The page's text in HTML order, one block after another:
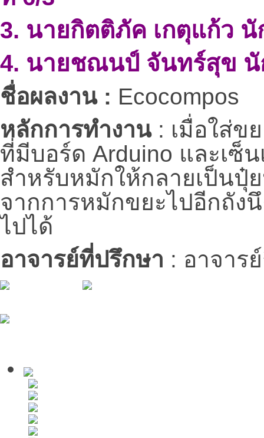
3. นายกิตติภัค
เกตุแก้ว
4. นายชณนป์ จันทร์สุข
ชื่อผลงาน
Ecocompos
หลักการทำงาน
เมื่อใส่
ที่มีบอร์ดArduinoและเซ็
สำหรับหมักให้กลายเป็นปุ๋
จากการหมักขยะไปอีกถัง
ไปได้
อาจารย์ที่ปรึกษา
: อาจาร